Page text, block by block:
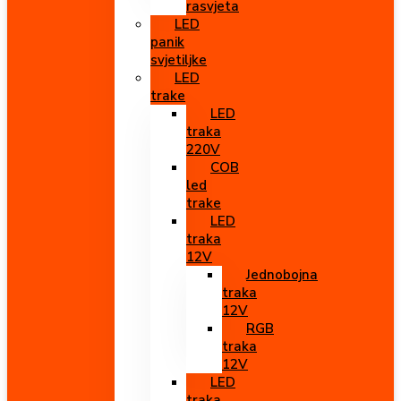
rasvjeta
LED
panik
svjetiljke
LED
trake
LED
traka
220V
COB
led
trake
LED
traka
12V
Jednobojna
traka
12V
RGB
traka
12V
LED